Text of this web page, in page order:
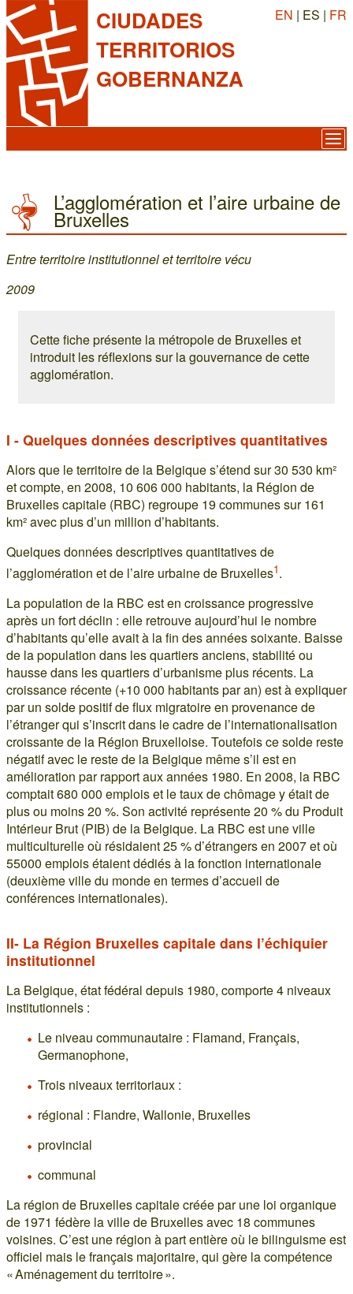
CIUDADES
TERRITORIOS
GOBERNANZA
EN | ES | FR
L’agglomération et l’aire urbaine de
Bruxelles
Entre territoire institutionnel et territoire vécu
2009
Cette fiche présente la métropole de Bruxelles et
introduit les réflexions sur la gouvernance de cette
agglomération.
I - Quelques données descriptives quantitatives
Alors que le territoire de la Belgique s’étend sur 30 530 km²
et compte, en 2008, 10 606 000 habitants, la Région de
Bruxelles capitale (RBC) regroupe 19 communes sur 161
km² avec plus d’un million d’habitants.
Quelques données descriptives quantitatives de
l’agglomération et de l’aire urbaine de Bruxelles1.
La population de la RBC est en croissance progressive
après un fort déclin : elle retrouve aujourd’hui le nombre
d’habitants qu’elle avait à la fin des années soixante. Baisse
de la population dans les quartiers anciens, stabilité ou
hausse dans les quartiers d’urbanisme plus récents. La
croissance récente (+10 000 habitants par an) est à expliquer
par un solde positif de flux migratoire en provenance de
l’étranger qui s’inscrit dans le cadre de l’internationalisation
croissante de la Région Bruxelloise. Toutefois ce solde reste
négatif avec le reste de la Belgique même s’il est en
amélioration par rapport aux années 1980. En 2008, la RBC
comptait 680 000 emplois et le taux de chômage y était de
plus ou moins 20 %. Son activité représente 20 % du Produit
Intérieur Brut (PIB) de la Belgique. La RBC est une ville
multiculturelle où résidaient 25 % d’étrangers en 2007 et où
55000 emplois étaient dédiés à la fonction internationale
(deuxième ville du monde en termes d’accueil de
conférences internationales).
II- La Région Bruxelles capitale dans l’échiquier
institutionnel
La Belgique, état fédéral depuis 1980, comporte 4 niveaux
institutionnels :
Le niveau communautaire : Flamand, Français,
Germanophone,
Trois niveaux territoriaux :
régional : Flandre, Wallonie, Bruxelles
provincial
communal
La région de Bruxelles capitale créée par une loi organique
de 1971 fédère la ville de Bruxelles avec 18 communes
voisines. C’est une région à part entière où le bilinguisme est
officiel mais le français majoritaire, qui gère la compétence
« Aménagement du territoire ».